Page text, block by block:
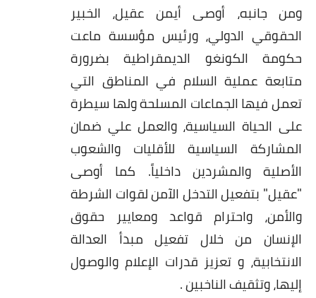
ومن جانبه، أوصى أيمن عقيل، الخبير
الحقوقي الدولي، ورئيس مؤسسة ماعت
حكومة الكونغو الديمقراطية بضرورة
متابعة عملية السلام في المناطق التي
تعمل فيها الجماعات المسلحة ولها سيطرة
على الحياة السياسية، والعمل علي ضمان
المشاركة السياسية للأقليات والشعوب
الأصلية والمشردين داخلياً. كما أوصى
"عقيل" بتفعيل التدخل الآمن لقوات الشرطة
والأمن، واحترام قواعد ومعايير حقوق
الإنسان من خلال تفعيل مبدأ العدالة
الانتخابية، و تعزيز قدرات الإعلام والوصول
إليها، وتثقيف الناخبين .